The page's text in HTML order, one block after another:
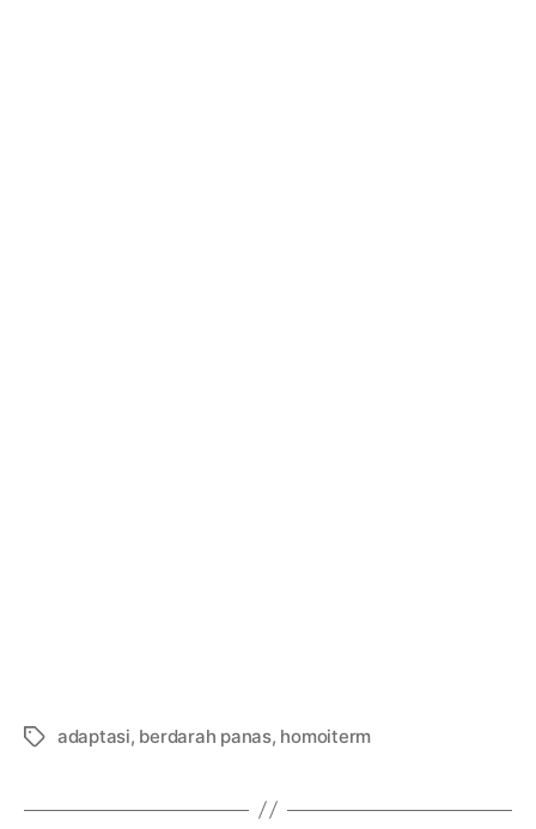
Tagsadaptasi, berdarah panas, homoiterm